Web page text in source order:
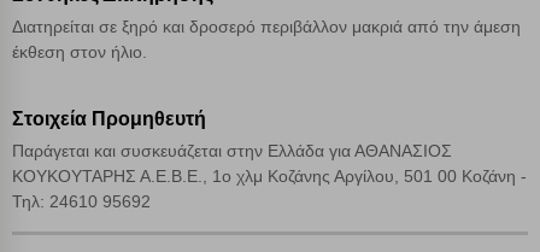
Διατηρείται σε ξηρό και δροσερό περιβάλλον μακριά από την άμεση
έκθεση στον ήλιο.
Στοιχεία Προμηθευτή
Παράγεται και συσκευάζεται στην Ελλάδα για ΑΘΑΝΑΣΙΟΣ
ΚΟΥΚΟΥΤΑΡΗΣ Α.Ε.Β.Ε., 1ο χλμ Κοζάνης Αργίλου, 501 00 Κοζάνη -
Τηλ: 24610 95692